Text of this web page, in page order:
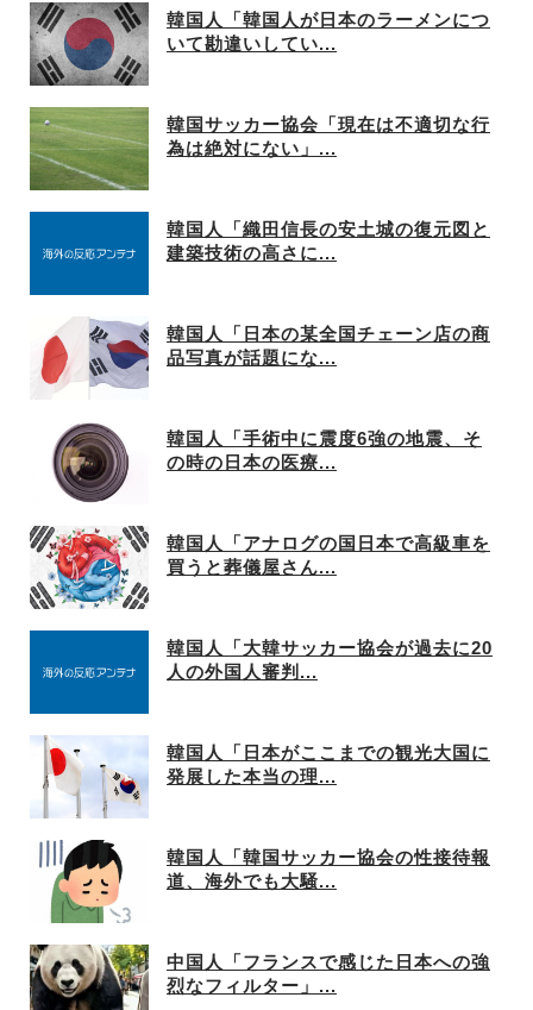
韓国人「韓国人が日本のラーメンにつ
いて勘違いしてい...
韓国サッカー協会「現在は不適切な行
為は絶対にない」...
韓国人「織田信長の安土城の復元図と
建築技術の高さに...
韓国人「日本の某全国チェーン店の商
品写真が話題にな...
韓国人「手術中に震度6強の地震、そ
の時の日本の医療...
韓国人「アナログの国日本で高級車を
買うと葬儀屋さん...
韓国人「大韓サッカー協会が過去に20
人の外国人審判...
韓国人「日本がここまでの観光大国に
発展した本当の理...
韓国人「韓国サッカー協会の性接待報
道、海外でも大騒...
中国人「フランスで感じた日本への強
烈なフィルター」...